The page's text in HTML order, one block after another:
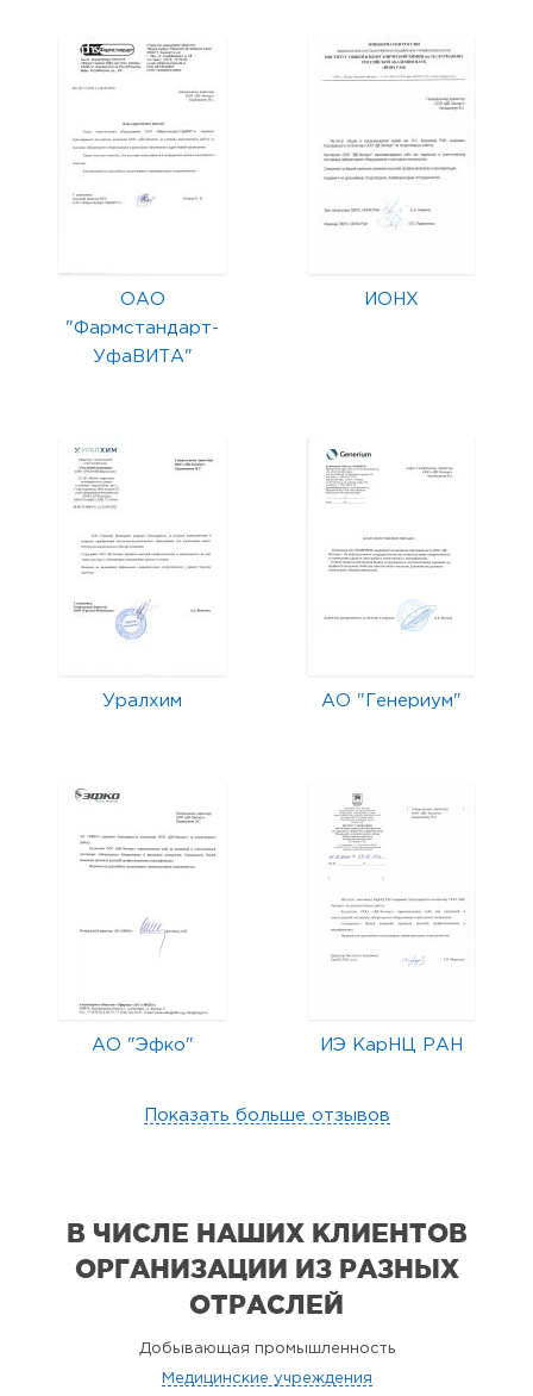
ОАО
"Фармстандарт-
УфаВИТА"
ИОНХ
Уралхим АО "Генериум"
АО "Эфко" ИЭ КарНЦ РАН
Показать больше отзывов
В ЧИСЛЕ НАШИХ КЛИЕНТОВ
ОРГАНИЗАЦИИ ИЗ РАЗНЫХ
ОТРАСЛЕЙ
Добывающая промышленность
Медицинские учреждения